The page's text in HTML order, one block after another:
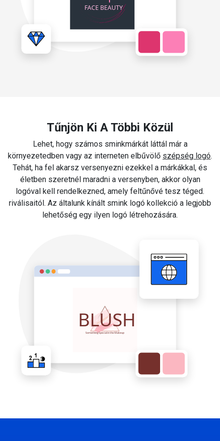
Tűnjön Ki A Többi Közül
Lehet, hogy számos sminkmárkát láttál már a
környezetedben vagy az interneten elbűvölő szépség logó.
Tehát, ha fel akarsz versenyezni ezekkel a márkákkal, és
életben szeretnél maradni a versenyben, akkor olyan
logóval kell rendelkezned, amely feltűnővé tesz téged.
riválisaitól. Az általunk kínált smink logó kollekció a legjobb
lehetőség egy ilyen logó létrehozására.